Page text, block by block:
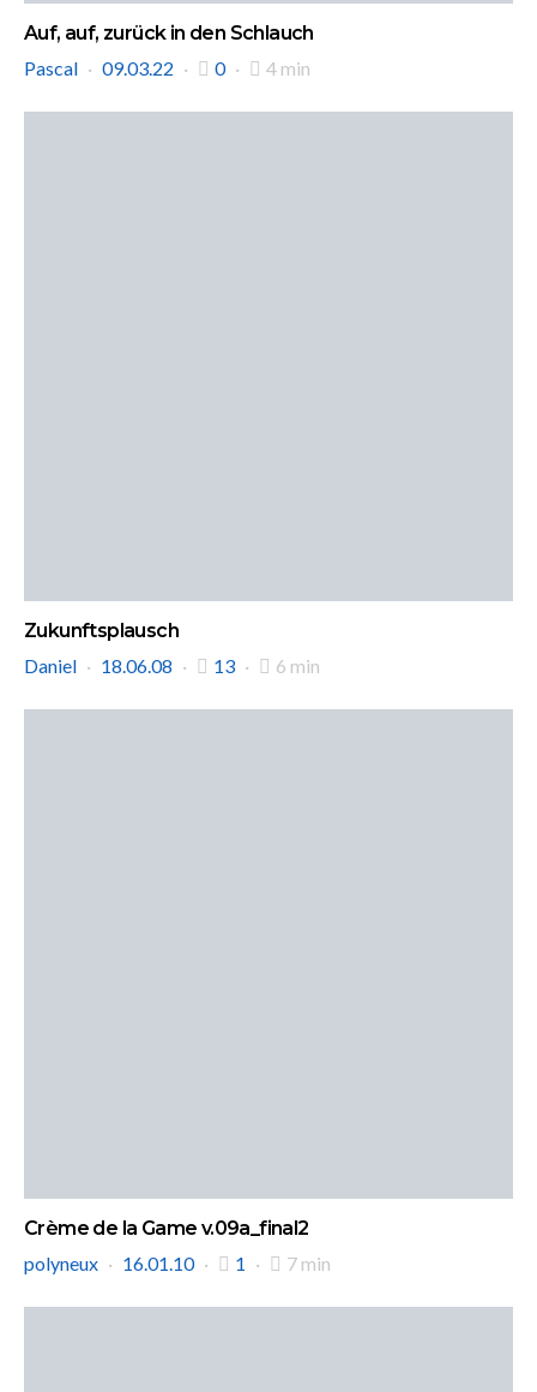
Auf, auf, zurück in den Schlauch
Pascal
09.03.22 0 4 min
Zukunftsplausch
Daniel
18.06.08 13 6 min
Crème de la Game v.09a_final2
polyneux
16.01.10 1 7 min